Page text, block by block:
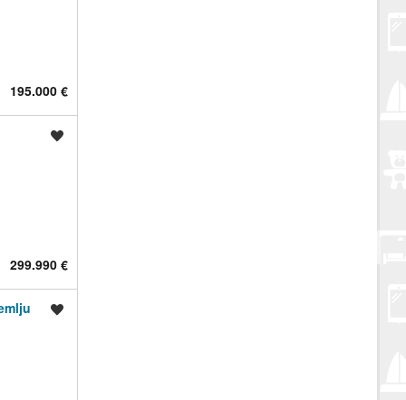
195.000 €
299.990 €